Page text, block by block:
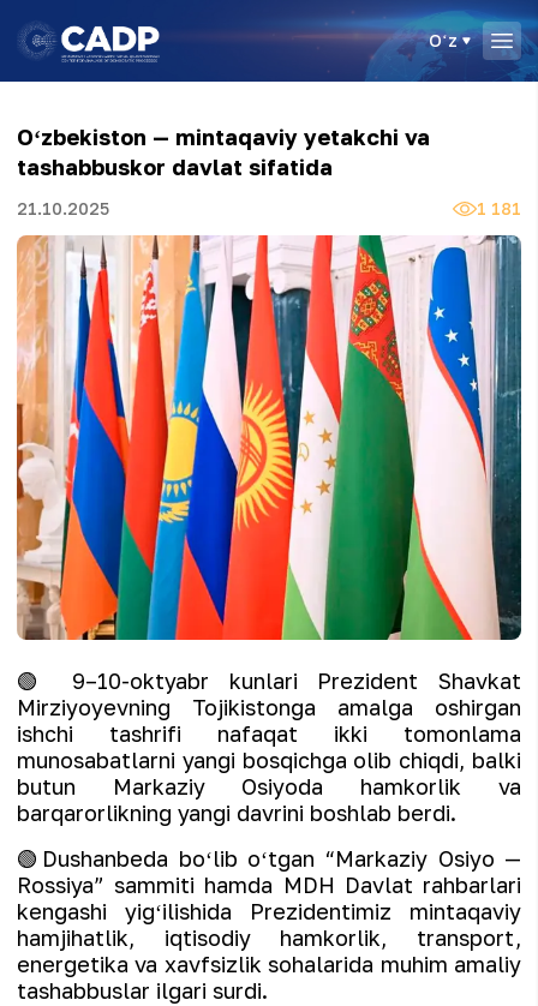
Oʻz
Oʻzbekiston — mintaqaviy yetakchi va
tashabbuskor davlat sifatida
21.10.2025 1 181
🟢 9–10-oktyabr kunlari Prezident Shavkat
Mirziyoyevning Tojikistonga amalga oshirgan
ishchi tashrifi nafaqat ikki tomonlama
munosabatlarni yangi bosqichga olib chiqdi, balki
butun Markaziy Osiyoda hamkorlik va
barqarorlikning yangi davrini boshlab berdi.
🟢Dushanbeda boʻlib oʻtgan “Markaziy Osiyo —
Rossiya” sammiti hamda MDH Davlat rahbarlari
kengashi yigʻilishida Prezidentimiz mintaqaviy
hamjihatlik, iqtisodiy hamkorlik, transport,
energetika va xavfsizlik sohalarida muhim amaliy
tashabbuslar ilgari surdi.